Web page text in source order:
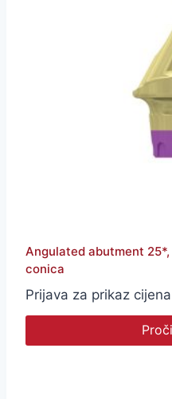
Angulated abutment
conica
Prijava za prikaz cijena